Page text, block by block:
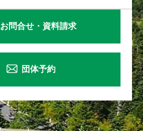
お問合せ・資料請求
団体予約